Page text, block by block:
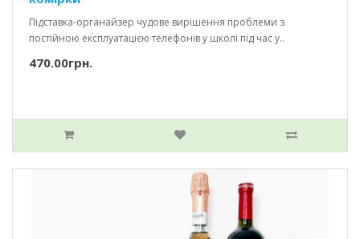
Підставка-органайзер чудове вирішення проблеми з
постійною експлуатацією телефонів у школі під час у..
470.00грн.